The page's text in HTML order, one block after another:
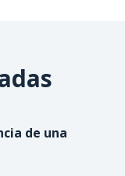
de una